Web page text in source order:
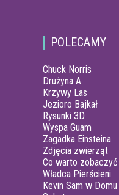
POLECAMY
Chuck Norris
Drużyna A
Krzywy Las
Jezioro Bajkał
Rysunki 3D
Wyspa Guam
Zagadka Einsteina
Zdjęcia zwierząt
Co warto zobaczyć
Władca Pierścieni
Kevin Sam w Domu